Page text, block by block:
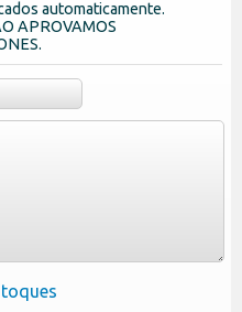
automaticamente.
APROVAMOS
toques